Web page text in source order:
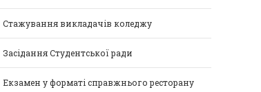
Стажування викладачів коледжу
Засідання Студентської ради
Екзамен у форматі справжнього ресторану